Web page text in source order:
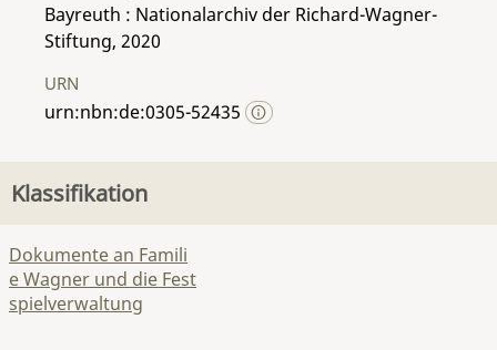
Bayreuth : Nationalarchiv der Richard-Wagner-
Stiftung, 2020
URN
urn:nbn:de:0305-52435
Klassifikation
Dokumente an Famili
e Wagner und die Fest
spielverwaltung